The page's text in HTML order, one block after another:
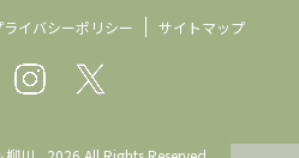
ライバシーポリシー サイトマップ